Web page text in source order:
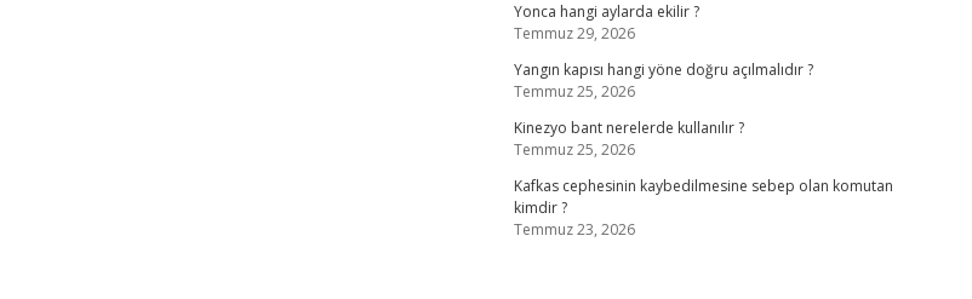
Yonca hangi aylarda ekilir ?
Temmuz 29, 2026
Yangın kapısı hangi yöne doğru açılmalıdır ?
Temmuz 25, 2026
Kinezyo bant nerelerde kullanılır ?
Temmuz 25, 2026
Kafkas cephesinin kaybedilmesine sebep olan komutan
kimdir ?
Temmuz 23, 2026